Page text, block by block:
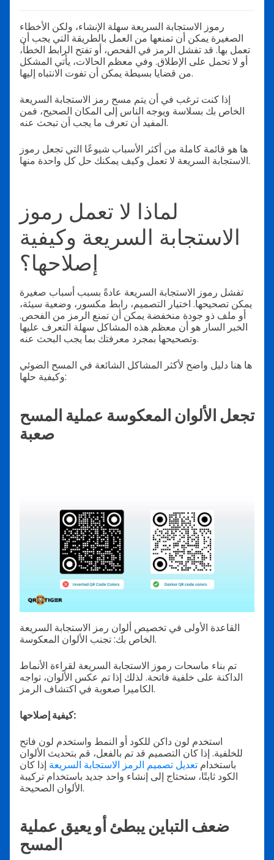
رموز الاستجابة السريعة سهلة الإنشاء، ولكن الأخطاء
الصغيرة يمكن أن تمنعها من العمل بالطريقة التي يجب أن
تعمل بها. قد تفشل الرمز في الفحص، أو تفتح الرابط الخطأ،
أو لا تحمل على الإطلاق. وفي معظم الحالات، يأتي المشكل
من قضايا بسيطة يمكن أن تفوت الانتباه إليها.
إذا كنت ترغب في أن يتم مسح رمز الاستجابة السريعة
الخاص بك بسلاسة ويوجه الناس إلى المكان الصحيح، فمن
المفيد أن تعرف ما يجب أن تبحث عنه.
ها هو قائمة كاملة من أكثر الأسباب شيوعًا التي تجعل رموز
الاستجابة السريعة لا تعمل وكيف يمكنك حل كل واحدة منها.
لماذا لا تعمل رموز
الاستجابة السريعة وكيفية
إصلاحها؟
تفشل رموز الاستجابة السريعة عادةً بسبب أسباب صغيرة
يمكن تصحيحها. اختيار التصميم، رابط مكسور، وضعية سيئة،
أو ملف ذو جودة منخفضة يمكن أن تمنع الرمز من الفحص.
الخبر السار هو أن معظم هذه المشاكل سهلة التعرف عليها
وتصحيحها بمجرد معرفتك بما يجب البحث عنه.
ها هنا دليل واضح لأكثر المشاكل الشائعة في المسح الضوئي
وكيفية حلها:
تجعل الألوان المعكوسة عملية المسح
صعبة
القاعدة الأولى في تخصيص ألوان رمز الاستجابة السريعة
الخاص بك: تجنب الألوان المعكوسة.
تم بناء ماسحات رموز الاستجابة السريعة لقراءة الأنماط
الداكنة على خلفية فاتحة. لذلك إذا تم عكس الألوان، تواجه
الكاميرا صعوبة في اكتشاف الرمز.
كيفية إصلاحها:
استخدم لون داكن للكود أو النمط واستخدم لون فاتح
للخلفية. إذا كان التصميم قد تم بالفعل، قم بتحديث الألوان
باستخدام تعديل تصميم الرمز الاستجابة السريعة إذا كان
الكود ثابتًا، ستحتاج إلى إنشاء واحد جديد باستخدام تركيبة
الألوان الصحيحة.
ضعف التباين يبطئ أو يعيق عملية
المسح